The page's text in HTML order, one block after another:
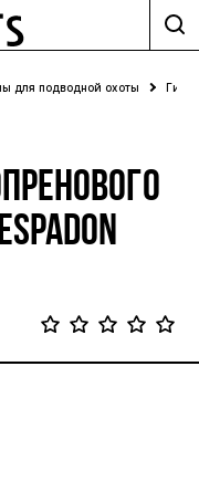
для подводной охоты